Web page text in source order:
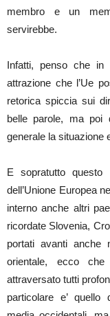
membro e un
servirebbe.
Infatti, penso che in
attrazione che l’Ue
retorica spiccia sui
belle parole, ma poi
generale la situazione
E sopratutto
dell’Unione Europea
interno anche altri
ricordate Slovenia,
portati avanti anche
orientale, ecco
attraversato tutti
particolare e’ quello